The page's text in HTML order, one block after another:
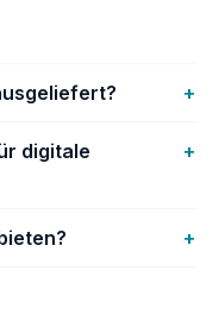
+
digitale
+
+